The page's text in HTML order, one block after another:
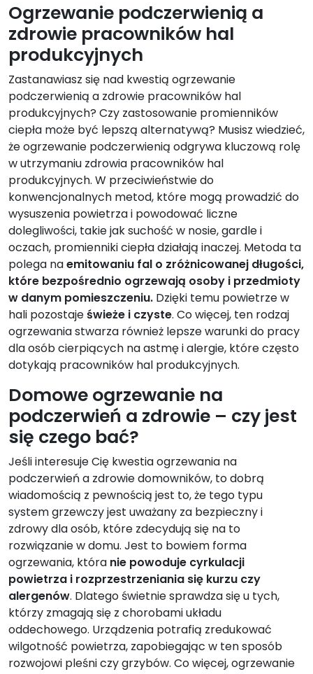
Ogrzewanie podczerwienią a
zdrowie pracowników hal
produkcyjnych
Zastanawiasz się nad kwestią ogrzewanie
podczerwienią a zdrowie pracowników hal
produkcyjnych? Czy zastosowanie promienników
ciepła może być lepszą alternatywą? Musisz wiedzieć,
że ogrzewanie podczerwienią odgrywa kluczową rolę
w utrzymaniu zdrowia pracowników hal
produkcyjnych. W przeciwieństwie do
konwencjonalnych metod, które mogą prowadzić do
wysuszenia powietrza i powodować liczne
dolegliwości, takie jak suchość w nosie, gardle i
oczach, promienniki ciepła działają inaczej. Metoda ta
polega naemitowaniu fal o zróżnicowanej długości,
które bezpośrednio ogrzewają osoby i przedmioty
w danym pomieszczeniu. Dzięki temu powietrze w
hali pozostajeświeże i czyste. Co więcej, ten rodzaj
ogrzewania stwarza również lepsze warunki do pracy
dla osób cierpiących na astmę i alergie, które często
dotykają pracowników hal produkcyjnych.
Domowe ogrzewanie na
podczerwień a zdrowie – czy jest
się czego bać?
Jeśli interesuje Cię kwestia ogrzewania na
podczerwień a zdrowie domowników, to dobrą
wiadomością z pewnością jest to, że tego typu
system grzewczy jest uważany za bezpieczny i
zdrowy dla osób, które zdecydują się na to
rozwiązanie w domu. Jest to bowiem forma
ogrzewania, która nie powoduje cyrkulacji
powietrza i rozprzestrzeniania się kurzu czy
alergenów. Dlatego świetnie sprawdza się u tych,
którzy zmagają się z chorobami układu
oddechowego. Urządzenia potrafią zredukować
wilgotność powietrza, zapobiegając w ten sposób
rozwojowi pleśni czy grzybów. Co więcej, ogrzewanie